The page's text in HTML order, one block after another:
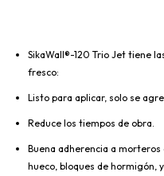
SikaWall®-120 Trio Jet tiene
fresco:
Listo para aplicar, solo se
Reduce los tiempos de obra.
Buena adherencia a
hueco, bloques de hormigón,